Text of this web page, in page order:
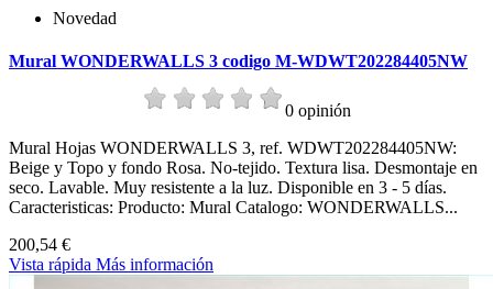
Novedad
Mural WONDERWALLS 3 codigo M-WDWT202284405NW
0 opinión
Mural Hojas WONDERWALLS 3, ref. WDWT202284405NW:
Beige y Topo y fondo Rosa. No-tejido. Textura lisa. Desmontaje en
seco. Lavable. Muy resistente a la luz. Disponible en 3 - 5 días.
Caracteristicas: Producto: Mural Catalogo: WONDERWALLS...
200,54 €
Vista rápida Más información